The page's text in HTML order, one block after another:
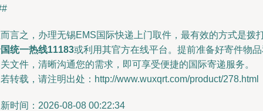
言之，办理无锡EMS国际快递上门取件，最有效的方式是拨
统一热线11183或利用其官方在线平台。提前准备好寄件物
文件，清晰沟通您的需求，即可享受便捷的国际寄递服务。
转载，请注明出处：http://www.wuxqrt.com/product/278.html
时间：2026-08-08 00:22:34